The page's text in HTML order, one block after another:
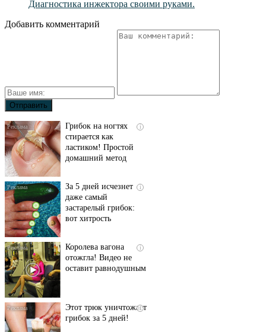
Диагностика инжектора своими руками.
Добавить комментарий
i
Грибок на ногтях
стирается как
ластиком! Простой
домашний метод
i
За 5 дней исчезнет
даже самый
застарелый грибок:
вот хитрость
i
Королева вагона
отожгла! Видео не
оставит равнодушным
i
Этот трюк уничтожает
грибок за 5 дней!